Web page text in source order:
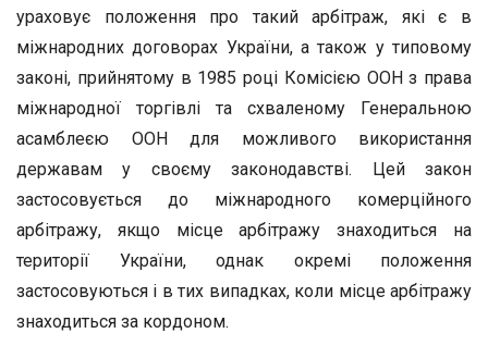
ураховує положення про такий арбітраж, які є в
міжнародних договорах України, а також у типовому
законі, прийнятому в 1985 році Комісією ООН з права
міжнародної торгівлі та схваленому Генеральною
асамблеєю ООН для можливого використання
державам у своєму законодавстві. Цей закон
застосовується до міжнародного комерційного
арбітражу, якщо місце арбітражу знаходиться на
території України, однак окремі положення
застосовуються і в тих випадках, коли місце арбітражу
знаходиться за кордоном.